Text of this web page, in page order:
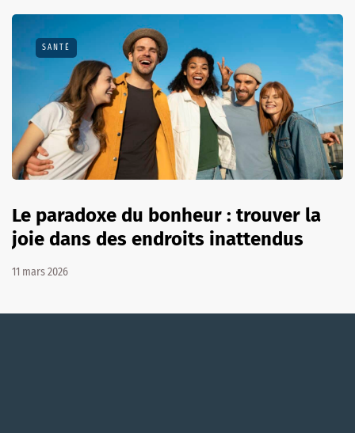
SANTÉ
Le paradoxe du bonheur : trouver la
joie dans des endroits inattendus
11 mars 2026